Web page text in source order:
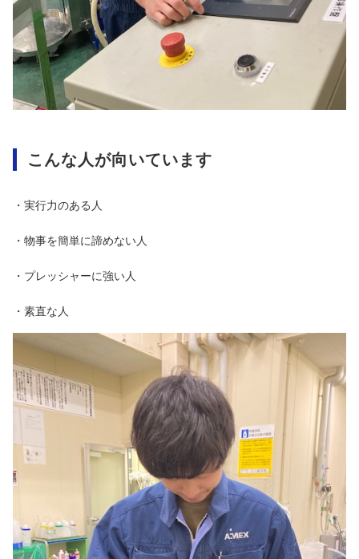
こんな人が向いています
・実行力のある人
・物事を簡単に諦めない人
・プレッシャーに強い人
・素直な人